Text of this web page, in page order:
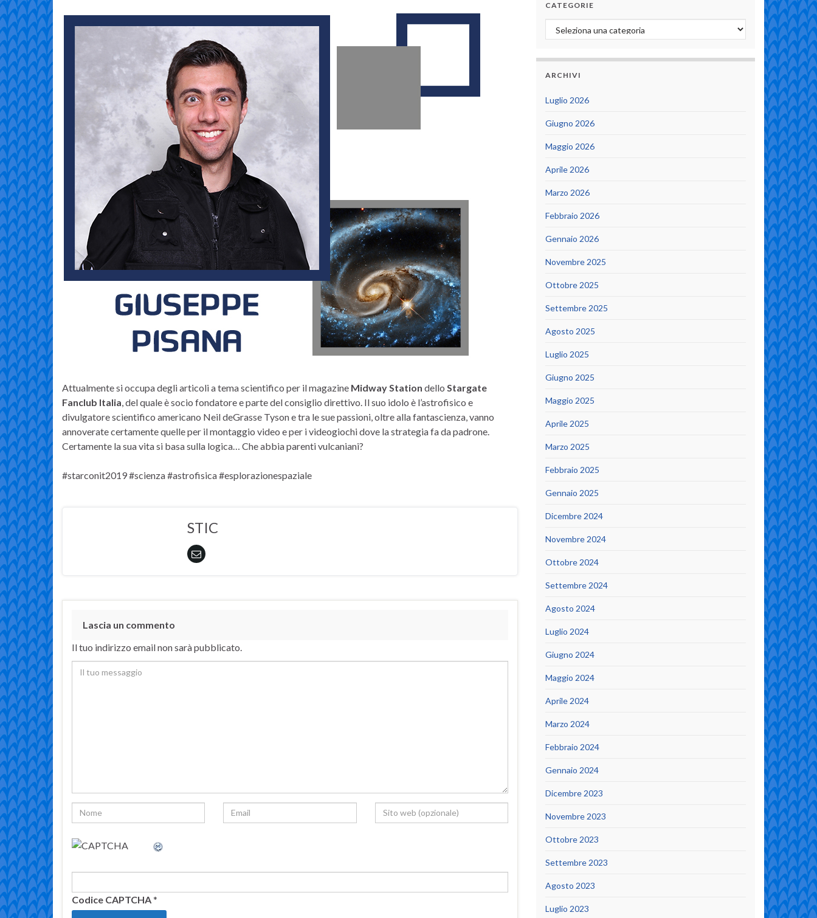
Attualmente si occupa degli articoli a tema scientifico per il magazine Midway Station dello Stargate
Fanclub Italia , del quale è socio fondatore e parte del consiglio direttivo. Il suo idolo è l’astrofisico e
divulgatore scientifico americano Neil deGrasse Tyson e tra le sue passioni, oltre alla fantascienza, vanno
annoverate certamente quelle per il montaggio video e per i videogiochi dove la strategia fa da padrone.
Certamente la sua vita si basa sulla logica… Che abbia parenti vulcaniani?
#starconit2019 #scienza #astrofisica #esplorazionespaziale
STIC
Lascia un commento
Il tuo indirizzo email non sarà pubblicato.
Codice CAPTCHA*
CATEGORIE
Categorie
ARCHIVI
Luglio 2026
Giugno 2026
Maggio 2026
Aprile 2026
Marzo 2026
Febbraio 2026
Gennaio 2026
Novembre 2025
Ottobre 2025
Settembre 2025
Agosto 2025
Luglio 2025
Giugno 2025
Maggio 2025
Aprile 2025
Marzo 2025
Febbraio 2025
Gennaio 2025
Dicembre 2024
Novembre 2024
Ottobre 2024
Settembre 2024
Agosto 2024
Luglio 2024
Giugno 2024
Maggio 2024
Aprile 2024
Marzo 2024
Febbraio 2024
Gennaio 2024
Dicembre 2023
Novembre 2023
Ottobre 2023
Settembre 2023
Agosto 2023
Luglio 2023